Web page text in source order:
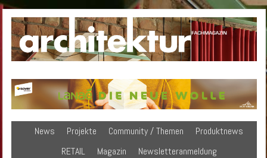
News Projekte Community / Themen
Produktnews
RETAIL
Magazin
Newsletteranmeldung